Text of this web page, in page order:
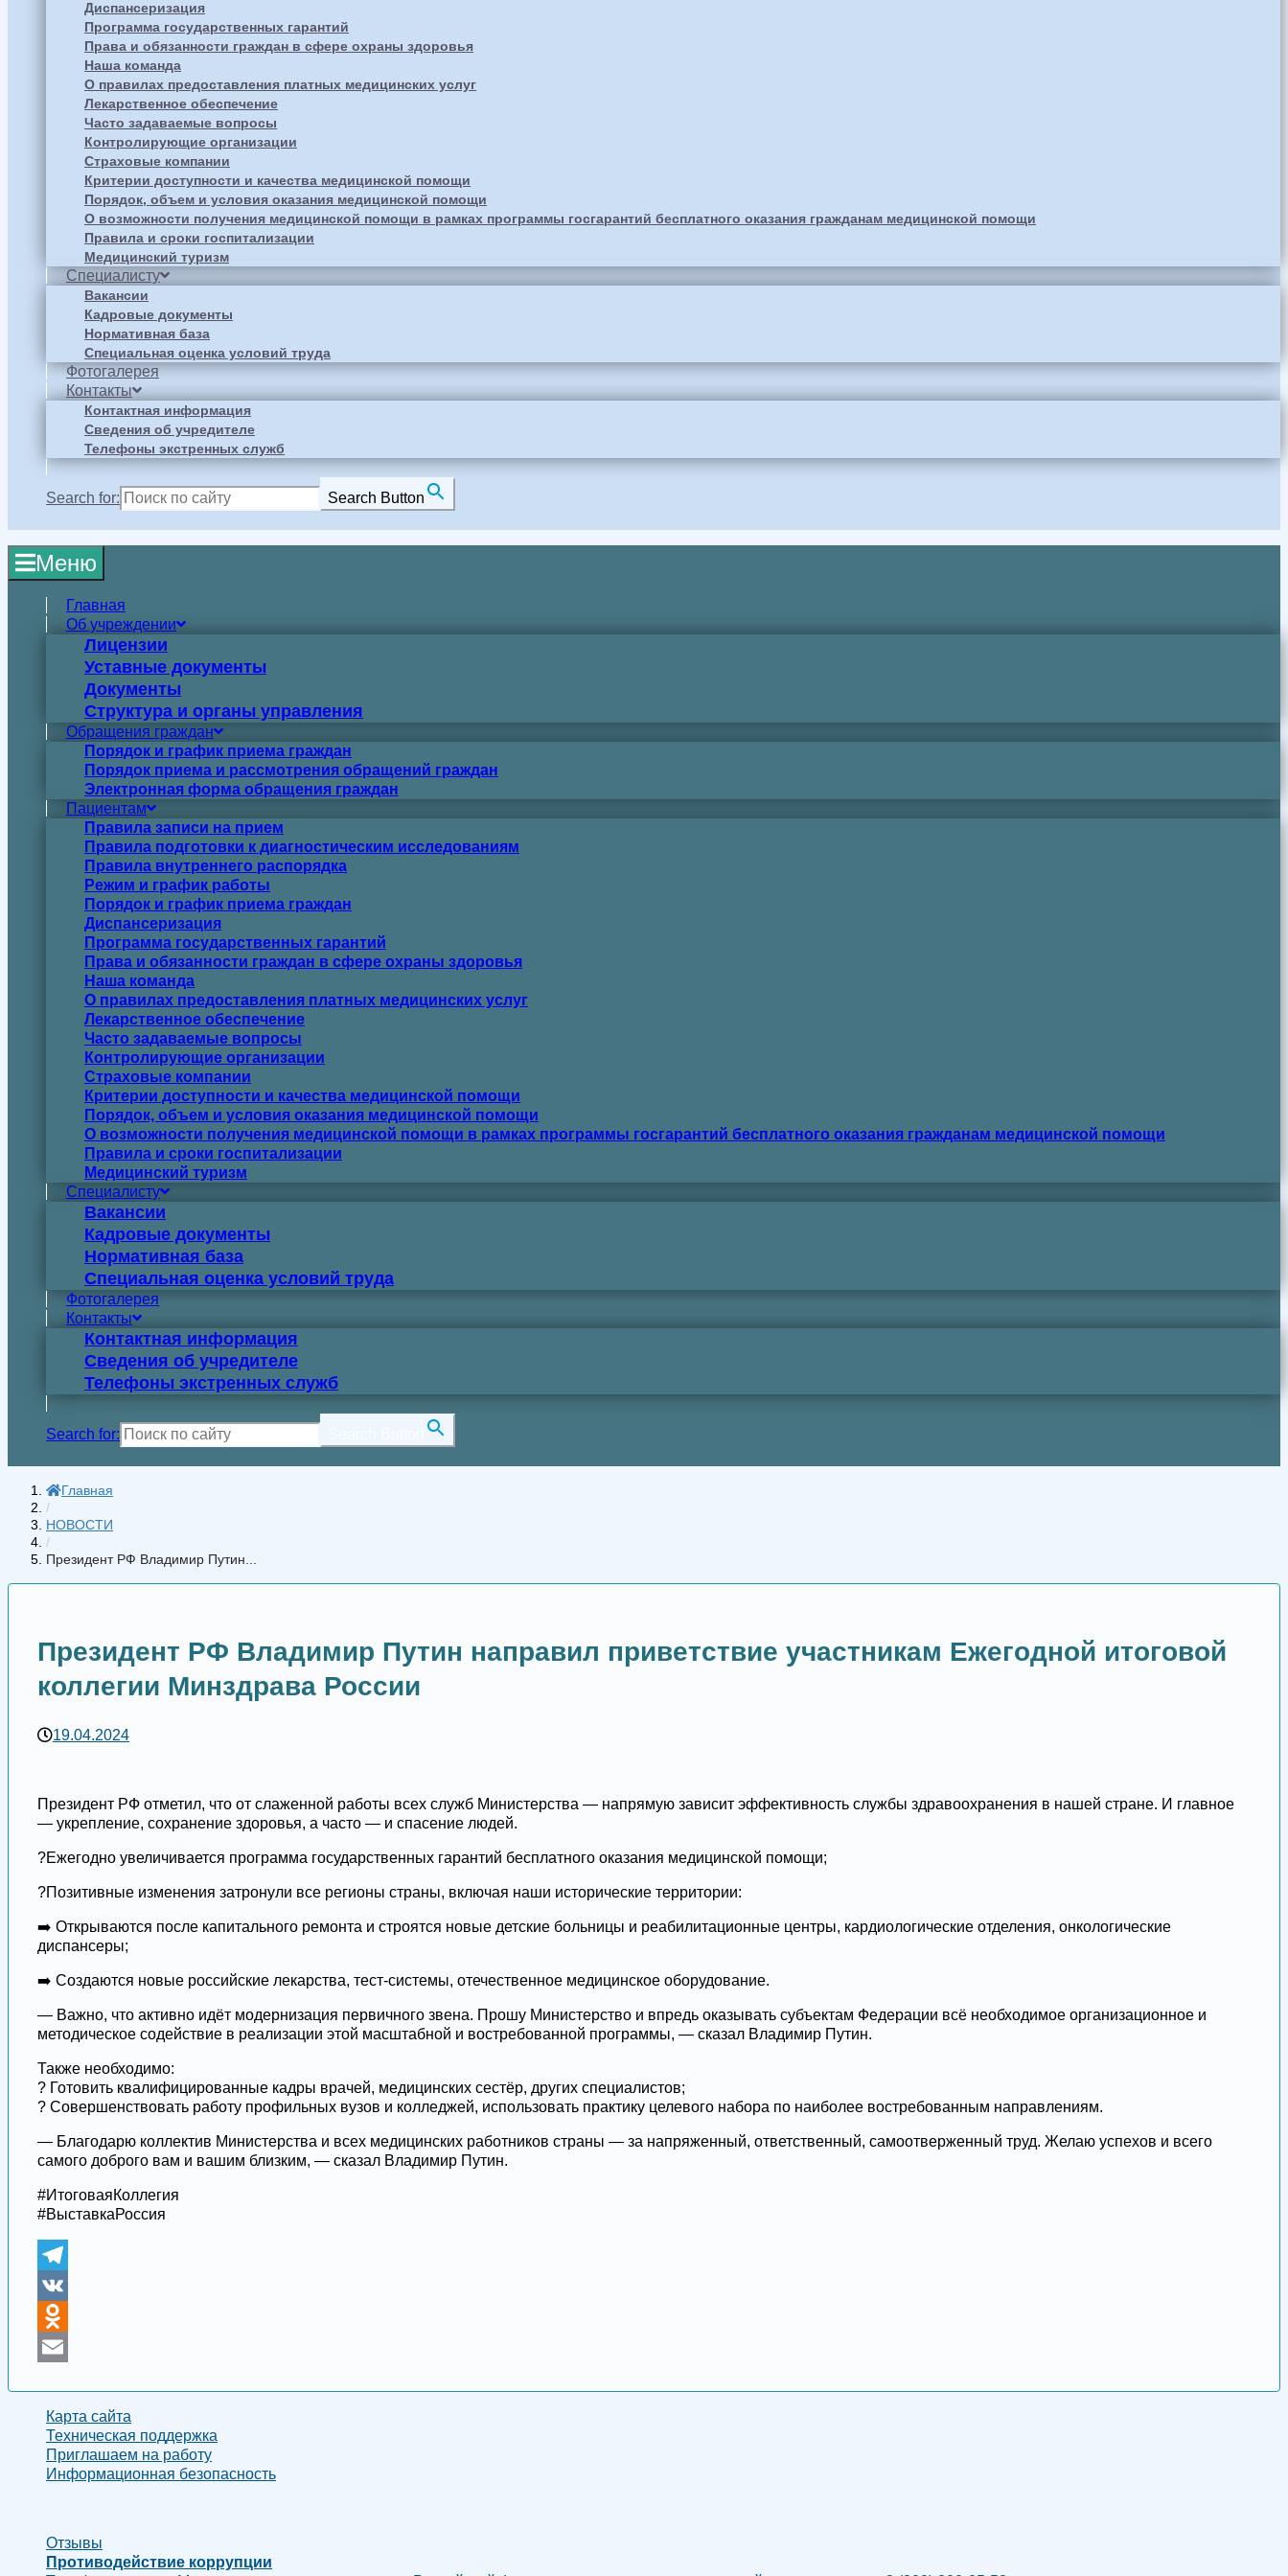
Диспансеризация
Программа государственных гарантий
Права и обязанности граждан в сфере охраны здоровья
Наша команда
О правилах предоставления платных медицинских услуг
Лекарственное обеспечение
Часто задаваемые вопросы
Контролирующие организации
Страховые компании
Критерии доступности и качества медицинской помощи
Порядок, объем и условия оказания медицинской помощи
О возможности получения медицинской помощи в рамках программы госгарантий бесплатного оказания гражданам медицинской помощи
Правила и сроки госпитализации
Медицинский туризм
Специалисту
Вакансии
Кадровые документы
Нормативная база
Специальная оценка условий труда
Фотогалерея
Контакты
Контактная информация
Сведения об учредителе
Телефоны экстренных служб
Search for: Search Button
Меню
Главная
Об учреждении
Лицензии
Уставные документы
Документы
Структура и органы управления
Обращения граждан
Порядок и график приема граждан
Порядок приема и рассмотрения обращений граждан
Электронная форма обращения граждан
Пациентам
Правила записи на прием
Правила подготовки к диагностическим исследованиям
Правила внутреннего распорядка
Режим и график работы
Порядок и график приема граждан
Диспансеризация
Программа государственных гарантий
Права и обязанности граждан в сфере охраны здоровья
Наша команда
О правилах предоставления платных медицинских услуг
Лекарственное обеспечение
Часто задаваемые вопросы
Контролирующие организации
Страховые компании
Критерии доступности и качества медицинской помощи
Порядок, объем и условия оказания медицинской помощи
О возможности получения медицинской помощи в рамках программы госгарантий бесплатного оказания гражданам медицинской помощи
Правила и сроки госпитализации
Медицинский туризм
Специалисту
Вакансии
Кадровые документы
Нормативная база
Специальная оценка условий труда
Фотогалерея
Контакты
Контактная информация
Сведения об учредителе
Телефоны экстренных служб
Search for:
Главная
/
НОВОСТИ
/
Президент РФ Владимир Путин...
Президент РФ Владимир Путин направил приветствие участникам Ежегодной итоговой
коллегии Минздрава России
19.04.2024
Президент РФ отметил, что от слаженной работы всех служб Министерства — напрямую зависит эффективность службы здравоохранения в нашей стране. И главное
— укрепление, сохранение здоровья, а часто — и спасение людей.
?Ежегодно увеличивается программа государственных гарантий бесплатного оказания медицинской помощи;
?Позитивные изменения затронули все регионы страны, включая наши исторические территории:
➡️ Открываются после капитального ремонта и строятся новые детские больницы и реабилитационные центры, кардиологические отделения, онкологические
диспансеры;
➡️ Создаются новые российские лекарства, тест-системы, отечественное медицинское оборудование.
— Важно, что активно идёт модернизация первичного звена. Прошу Министерство и впредь оказывать субъектам Федерации всё необходимое организационное и
методическое содействие в реализации этой масштабной и востребованной программы, — сказал Владимир Путин.
Также необходимо:
? Готовить квалифицированные кадры врачей, медицинских сестёр, других специалистов;
? Совершенствовать работу профильных вузов и колледжей, использовать практику целевого набора по наиболее востребованным направлениям.
— Благодарю коллектив Министерства и всех медицинских работников страны — за напряженный, ответственный, самоотверженный труд. Желаю успехов и всего
самого доброго вам и вашим близким, — сказал Владимир Путин.
#ИтоговаяКоллегия
#ВыставкаРоссия
Telegram
VK
Odnoklassniki
Карта сайта
Техническая поддержка
Приглашаем на работу
Информационная безопасность
Отзывы
Противодействие коррупции